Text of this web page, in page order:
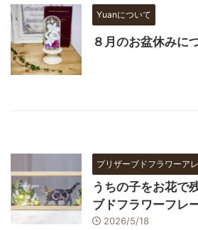
Yuanについて
８月のお盆休みに
プリザーブドフラワーア
うちの子をお花で
ブドフラワーフレ
2026/5/18